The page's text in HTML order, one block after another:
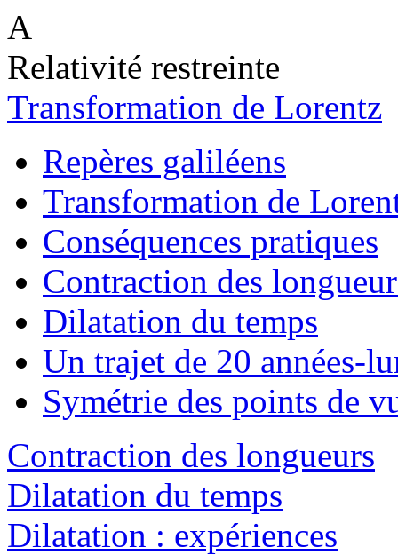
A
Relativité restreinte
Transformation de Lorentz
Repères galiléens
Transformation de
Conséquences pratiques
Contraction des
Dilatation du temps
Un trajet de 20 années-
Symétrie des points de
Contraction des longueurs
Dilatation du temps
Dilatation : expériences